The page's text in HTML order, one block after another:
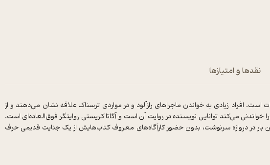
نقدها و امتیازها
است. افراد زیادی به خواندن ماجراهای رازآلود و در مواردی ترسناک علاقه نشان می‌دهند و از
خواندنی می‌کند توانایی نویسنده در روایت آن است و آگاتا کریستی روایتگر فوق‌العاده‌ای است.
بار در دروازه سرنوشت، بدون حضور کارآگاه‌های معروف کتاب‌هایش از یک جنایت قدیمی حرف